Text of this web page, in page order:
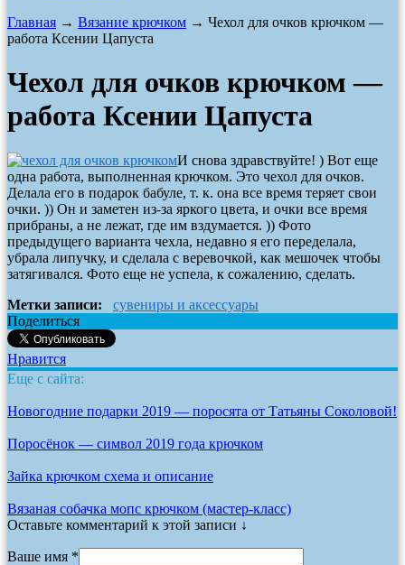
Главная → Вязание крючком → Чехол для очков крючком —
работа Ксении Цапуста
Чехол для очков крючком —
работа Ксении Цапуста
И снова здравствуйте! ) Вот еще
одна работа, выполненная крючком. Это чехол для очков.
Делала его в подарок бабуле, т. к. она все время теряет свои
очки. )) Он и заметен из-за яркого цвета, и очки все время
прибраны, а не лежат, где им вздумается. )) Фото
предыдущего варианта чехла, недавно я его переделала,
убрала липучку, и сделала с веревочкой, как мешочек чтобы
затягивался. Фото еще не успела, к сожалению, сделать.
Метки записи:
сувениры и аксессуары
Поделиться
Нравится
Еще с сайта:
Новогодние подарки 2019 — поросята от Татьяны Соколовой!
Поросёнок — символ 2019 года крючком
Зайка крючком схема и описание
Вязаная собачка мопс крючком (мастер-класс)
Оставьте комментарий к этой записи ↓
Ваше имя *